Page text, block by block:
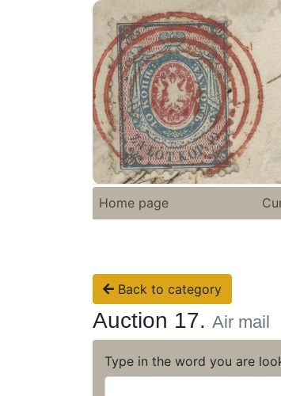
Home page
Back to category
Auction 17. Air mail
Type in the word you are